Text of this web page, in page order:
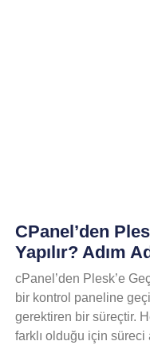
CPanel’den
Yapılır? Adım
cPanel’den Plesk’e
bir kontrol paneline
gerektiren bir süreçtir.
farklı olduğu için süreci